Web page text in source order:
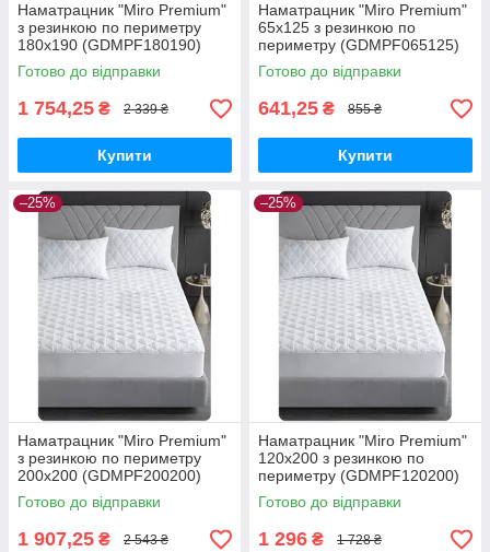
Наматрацник "Miro Premium"
з резинкою по периметру
180x190 (GDMPF180190)
Готово до відправки
1 754,25 ₴ 2 339 ₴
Купити
Наматрацник "Miro Premium"
65x125 з резинкою по
периметру (GDMPF065125)
Готово до відправки
641,25 ₴ 855 ₴
Купити
–25%
Наматрацник "Miro Premium"
з резинкою по периметру
200x200 (GDMPF200200)
Готово до відправки
1 907,25 ₴ 2 543 ₴
–25%
Наматрацник "Miro Premium"
120x200 з резинкою по
периметру (GDMPF120200)
Готово до відправки
1 296 ₴ 1 728 ₴